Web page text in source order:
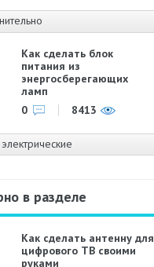
Как сделать блок
питания из
энергосберегающих
ламп
0
8413
в разделе
Как сделать антенну для
цифрового ТВ своими
руками